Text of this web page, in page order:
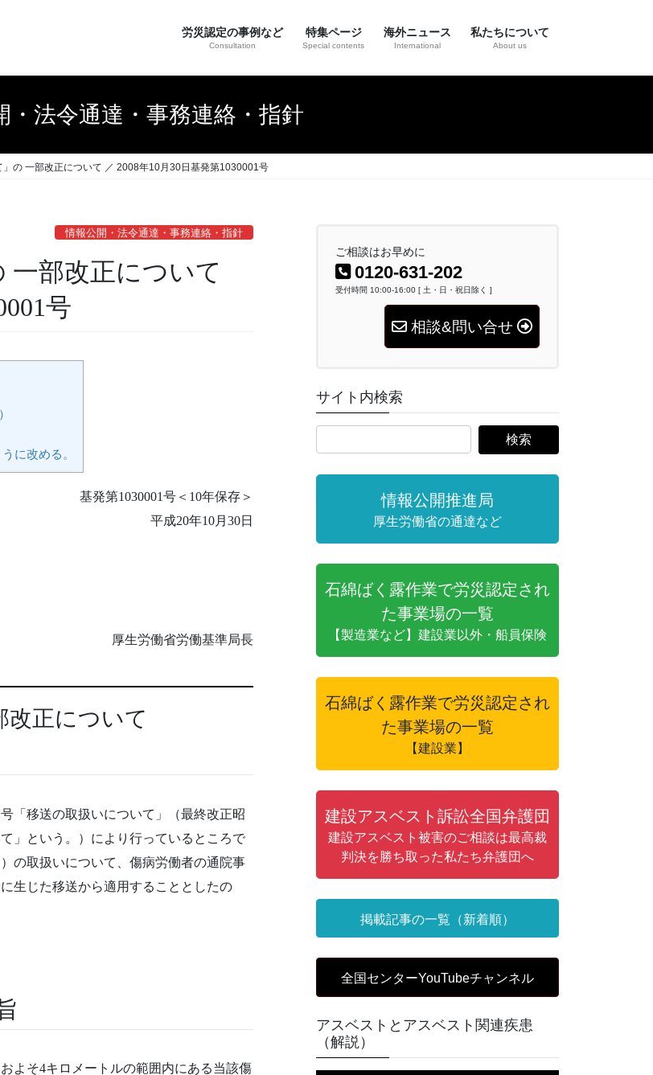
労災認定の事例など
Consultation
特集ページ
Special contents
海外ニュース
International
私たちについて
About us
・法令通達・事務連絡・指針
」の 一部改正について ／ 2008年10月30日基発第1030001号
情報公開・法令通達・事務連絡・指針
一部改正について
号
に改める。
基発第1030001号＜10年保存＞
平成20年10月30日
厚生労働省労働基準局長
改正について
「移送の取扱いについて」（最終改正昭
」という。）により行っているところで
の取扱いについて、傷病労働者の通院事
生じた移送から適用することとしたの
よそ4キロメートルの範囲内にある当該傷
ご相談はお早めに
0120-631-202
受付時間 10:00-16:00 [ 土・日・祝日除く ]
相談&問い合せ
サイト内検索
情報公開推進局
厚生労働省の通達など
石綿ばく露作業で労災認定され
た事業場の一覧
【製造業など】建設業以外・船員保険
石綿ばく露作業で労災認定され
た事業場の一覧
【建設業】
建設アスベスト訴訟全国弁護団
建設アスベスト被害のご相談は最高裁
判決を勝ち取った私たち弁護団へ
掲載記事の一覧（新着順）
全国センターYouTubeチャンネル
アスベストとアスベスト関連疾患
（解説）